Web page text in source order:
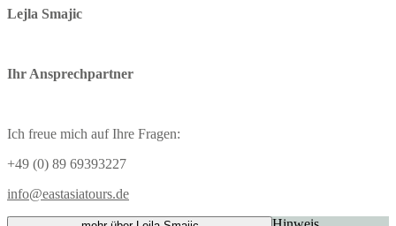
Lejla Smajic
Ihr Ansprechpartner
Ich freue mich auf Ihre Fragen:
+49 (0) 89 69393227
info@eastasiatours.de